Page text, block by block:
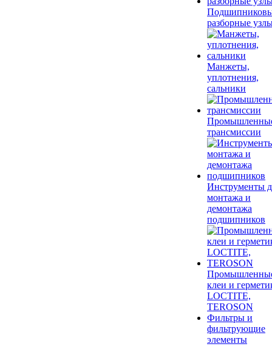
разборные
Манжеты,
уплотнения,
сальники
трансмиссии
Инструменты
монтажа и
демонтажа
подшипников
клеи и
LOCTITE,
TEROSON
Фильтры и
фильтрующие
элементы